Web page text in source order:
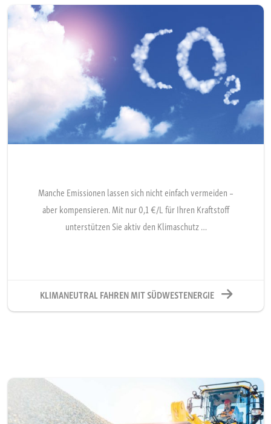
Manche Emissionen lassen sich nicht einfach vermeiden –
aber kompensieren. Mit nur 0,1 €/L für Ihren Kraftstoff
unterstützen Sie aktiv den Klimaschutz …
KLIMANEUTRAL FAHREN MIT SÜDWESTENERGIE